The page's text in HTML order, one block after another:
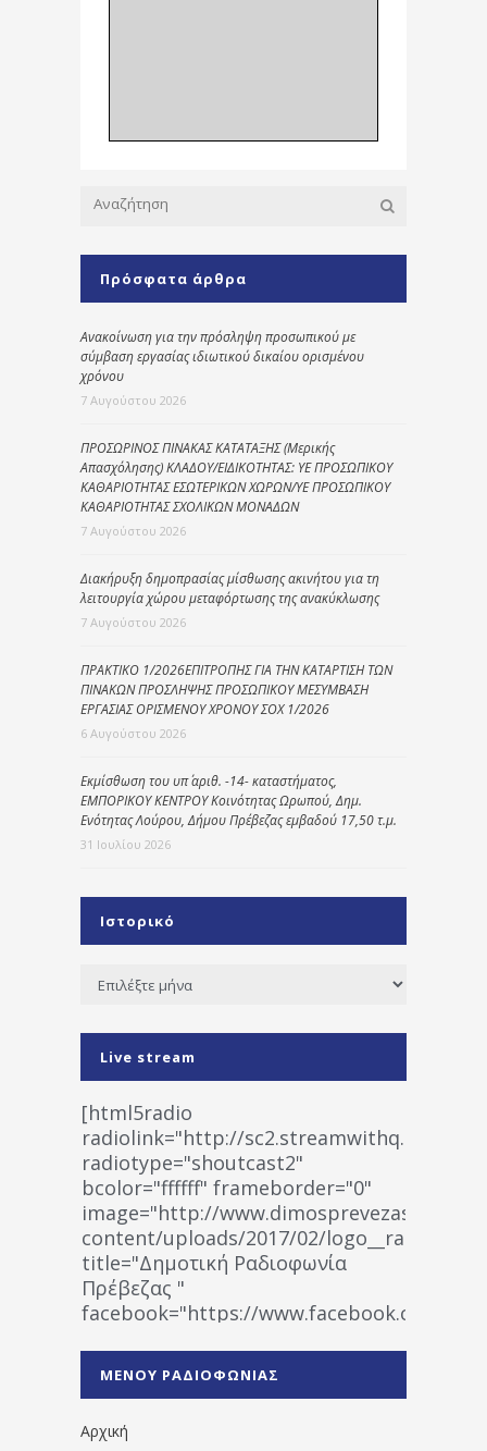
Πρόσφατα άρθρα
Ανακοίνωση για την πρόσληψη προσωπικού με
σύμβαση εργασίας ιδιωτικού δικαίου ορισμένου
χρόνου
7 Αυγούστου 2026
ΠΡΟΣΩΡΙΝΟΣ ΠΙΝΑΚΑΣ ΚΑΤΑΤΑΞΗΣ (Μερικής
Απασχόλησης) ΚΛΑΔΟΥ/ΕΙΔΙΚΟΤΗΤΑΣ: ΥΕ ΠΡΟΣΩΠΙΚΟΥ
ΚΑΘΑΡΙΟΤΗΤΑΣ ΕΣΩΤΕΡΙΚΩΝ ΧΩΡΩΝ/ΥΕ ΠΡΟΣΩΠΙΚΟΥ
ΚΑΘΑΡΙΟΤΗΤΑΣ ΣΧΟΛΙΚΩΝ ΜΟΝΑΔΩΝ
7 Αυγούστου 2026
Διακήρυξη δημοπρασίας μίσθωσης ακινήτου για τη
λειτουργία χώρου μεταφόρτωσης της ανακύκλωσης
7 Αυγούστου 2026
ΠΡΑΚΤΙΚΟ 1/2026ΕΠΙΤΡΟΠΗΣ ΓΙΑ ΤΗΝ ΚΑΤΑΡΤΙΣΗ ΤΩΝ
ΠΙΝΑΚΩΝ ΠΡΟΣΛΗΨΗΣ ΠΡΟΣΩΠΙΚΟΥ ΜΕΣΥΜΒΑΣΗ
ΕΡΓΑΣΙΑΣ ΟΡΙΣΜΕΝΟΥ ΧΡΟΝΟΥ ΣΟΧ 1/2026
6 Αυγούστου 2026
Εκμίσθωση του υπ΄ αριθ. -14- καταστήματος,
ΕΜΠΟΡΙΚΟΥ ΚΕΝΤΡΟΥ Κοινότητας Ωρωπού, Δημ.
Ενότητας Λούρου, Δήμου Πρέβεζας εμβαδού 17,50 τ.μ.
31 Ιουλίου 2026
Ιστορικό
Ιστορικό
Live stream
[html5radio
radiolink="http://
radiotype="shoutcast2"
bcolor="ffffff" frameborder="0"
image="http://www.dimosprevezas.gr/wp-
content/uploads/2017/02/
title="Δημοτική Ραδιοφωνία
Πρέβεζας "
facebook="https://www.facebook.com/
1531194763766854/" artist="" ]
ΜΕΝΟΥ ΡΑΔΙΟΦΩΝΙΑΣ
Αρχική